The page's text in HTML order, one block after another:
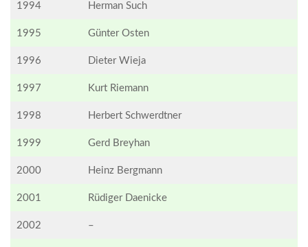
1994 Herman Such
1995 Günter Osten
1996 Dieter Wieja
1997 Kurt Riemann
1998 Herbert Schwerdtner
1999 Gerd Breyhan
2000 Heinz Bergmann
2001 Rüdiger Daenicke
2002 –